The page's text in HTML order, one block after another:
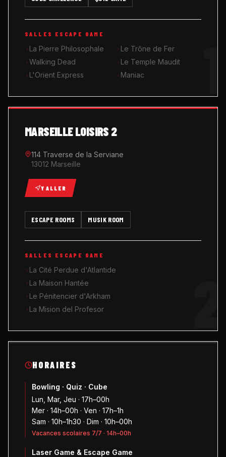
MUSIK ROOM KARAOKÉ
QUIZ GAME
SALLES ESCAPE GAME
La Pierre Philosophale
Le Trône de Fer
Walking Dead
Le Temple Maudit
L'Orient Express
Maniac
HORAIRES
Bowling · Quiz · Cube
Lun, Mar, Jeu · 17h–00h
Mer · 14h–00h · Ven · 17h–1h
Sam · 10h–1h30 · Dim · 10h–00h
Vacances scolaires 7/7 · 14h–00h
Laser Game & Escape Game
MARSEILLE LOISIRS 2
114 Traverse de la Serviane
13012 Marseille
Y ALLER
ESCAPE ROOMS MUSIK ROOM
SALLES ESCAPE GAME
La Cité Perdue d'Atlantide
La Maison Hantée
Le Pénitencier d'Arkham
La Mision del Profesor